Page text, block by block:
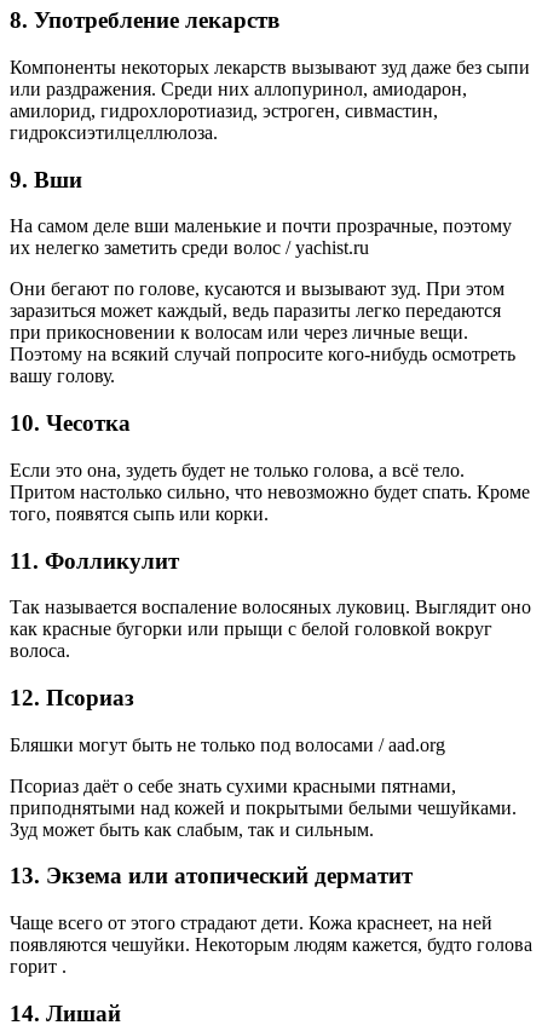
8. Употребление лекарств
Компоненты некоторых лекарств вызывают зуд даже без сыпи
или раздражения. Среди них аллопуринол, амиодарон,
амилорид, гидрохлоротиазид, эстроген, сивмастин,
гидроксиэтилцеллюлоза.
9. Вши
На самом деле вши маленькие и почти прозрачные, поэтому
их нелегко заметить среди волос / yachist.ru
Они бегают по голове, кусаются и вызывают зуд. При этом
заразиться может каждый, ведь паразиты легко передаются
при прикосновении к волосам или через личные вещи.
Поэтому на всякий случай попросите кого-нибудь осмотреть
вашу голову.
10. Чесотка
Если это она, зудеть будет не только голова, а всё тело.
Притом настолько сильно, что невозможно будет спать. Кроме
того, появятся сыпь или корки.
11. Фолликулит
Так называется воспаление волосяных луковиц. Выглядит оно
как красные бугорки или прыщи с белой головкой вокруг
волоса.
12. Псориаз
Бляшки могут быть не только под волосами / aad.org
Псориаз даёт о себе знать сухими красными пятнами,
приподнятыми над кожей и покрытыми белыми чешуйками.
Зуд может быть как слабым, так и сильным.
13. Экзема или атопический дерматит
Чаще всего от этого страдают дети. Кожа краснеет, на ней
появляются чешуйки. Некоторым людям кажется, будто голова
горит .
14. Лишай